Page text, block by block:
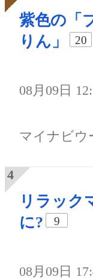
紫色の「
りん」
20
08月09日
マイナビウ
リラック
に?
9
08月09日